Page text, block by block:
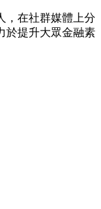
，在社群媒體上分
於提升大眾金融素